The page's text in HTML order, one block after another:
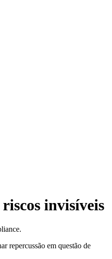
invisíveis
repercussão em questão de